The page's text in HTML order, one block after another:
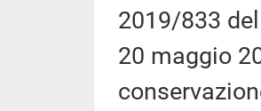
2019/833
20 maggio